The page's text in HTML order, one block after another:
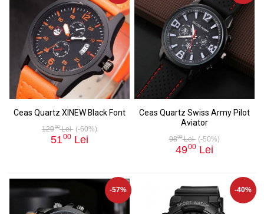
Ceas Quartz XINEW Black Font
12900Lei (-60%)
5100 Lei
Ceas Quartz Swiss Army Pilot
Aviator
9800Lei (-50%)
4900 Lei
-57% -40%